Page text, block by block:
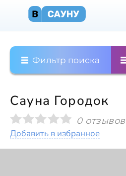
Фильтр поиска
Сауна Городок
0 отзывов
Добавить в избранное